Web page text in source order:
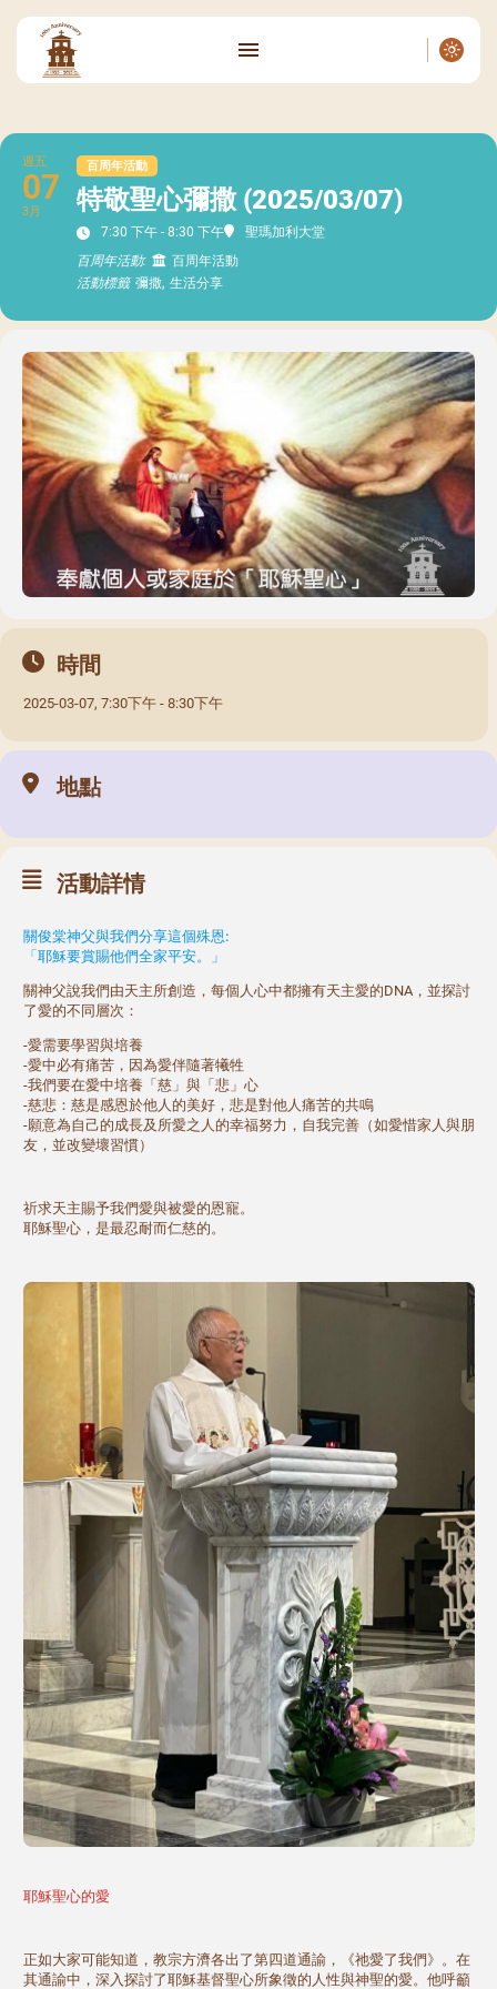
週五
07
3月
百周年活動
特敬聖心彌撒 (2025/03/07)
7:30 下午 - 8:30 下午
聖瑪加利大堂
百周年活動:
百周年活動
活動標籤 彌撒, 生活分享
時間
2025-03-07, 7:30下午 - 8:30下午
地點
活動詳情
關俊棠神父與我們分享這個殊恩:
「耶穌要賞賜他們全家平安。」
關神父說我們由天主所創造，每個人心中都擁有天主愛的DNA，並探討
了愛的不同層次：
-愛需要學習與培養
-愛中必有痛苦，因為愛伴隨著犧牲
-我們要在愛中培養「慈」與「悲」心
-慈悲：慈是感恩於他人的美好，悲是對他人痛苦的共鳴
-願意為自己的成長及所愛之人的幸福努力，自我完善（如愛惜家人與朋
友，並改變壞習慣）
祈求天主賜予我們愛與被愛的恩寵。
耶穌聖心，是最忍耐而仁慈的。
耶穌聖心的愛
正如大家可能知道，教宗方濟各出了第四道通諭，《祂愛了我們》。在
其通諭中，深入探討了耶穌基督聖心所象徵的人性與神聖的愛。他呼籲